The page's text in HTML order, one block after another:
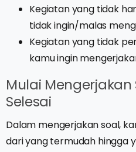
Kegiatan yang tidak
tidak ingin/malas
Kegiatan yang tidak
kamu ingin
Mulai
Selesai
Dalam mengerjakan soal,
dari yang termudah hingga